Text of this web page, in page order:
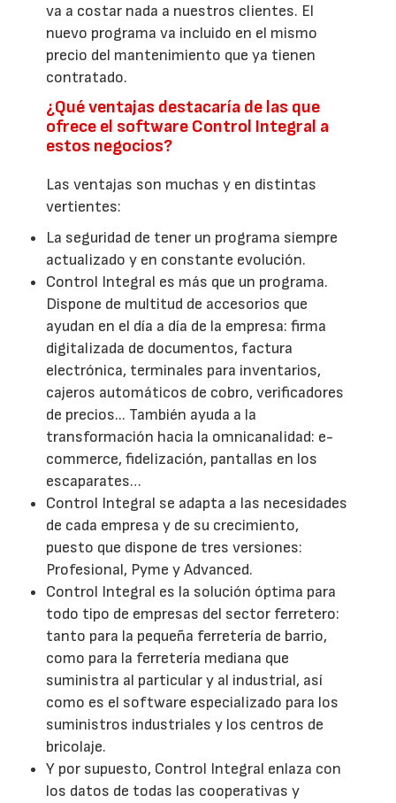
va a costar nada a nuestros clientes. El
nuevo programa va incluido en el mismo
precio del mantenimiento que ya tienen
contratado.
¿Qué ventajas destacaría de las que
ofrece el software Control Integral a
estos negocios?
Las ventajas son muchas y en distintas
vertientes:
La seguridad de tener un programa siempre
actualizado y en constante evolución.
Control Integral es más que un programa.
Dispone de multitud de accesorios que
ayudan en el día a día de la empresa: firma
digitalizada de documentos, factura
electrónica, terminales para inventarios,
cajeros automáticos de cobro, verificadores
de precios... También ayuda a la
transformación hacia la omnicanalidad: e-
commerce, fidelización, pantallas en los
escaparates…
Control Integral se adapta a las necesidades
de cada empresa y de su crecimiento,
puesto que dispone de tres versiones:
Profesional, Pyme y Advanced.
Control Integral es la solución óptima para
todo tipo de empresas del sector ferretero:
tanto para la pequeña ferretería de barrio,
como para la ferretería mediana que
suministra al particular y al industrial, así
como es el software especializado para los
suministros industriales y los centros de
bricolaje.
Y por supuesto, Control Integral enlaza con
los datos de todas las cooperativas y